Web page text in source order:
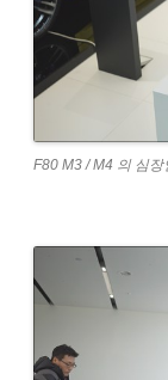
F80 M3 / M4 의 심